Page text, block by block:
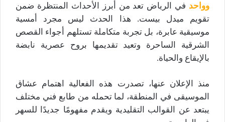
وواحد في الرياض تعد من أبرز الأحداث المنتظرة ضمن
تقويم ميدل بيست. هذا الحدث ليس مجرد أمسية
موسيقية عابرة، بل تجربة متكاملة تستلهم أجواء القصص
الشرقية الساحرة وتعيد تقديمها بروح عصرية نابضة
بالإيقاع والحياة.
منذ الإعلان عنها، تصدرت هذه الفعالية اهتمام عشاق
الموسيقى في المنطقة، لما تحمله من طابع فني مختلف
يبتعد عن القوالب التقليدية ويقدم مفهومًا جديدًا للسهر